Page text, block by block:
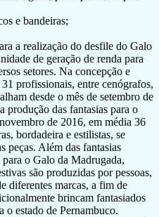
e bandeiras;
a realização do desfile do Galo
de geração de renda para
setores. Na concepção e
profissionais, entre cenógrafos,
desde o mês de setembro de
produção das fantasias para o
de 2016, em média 36
bordadeira e estilistas, se
peças. Além das fantasias
o Galo da Madrugada,
são produzidas por pessoas,
diferentes marcas, a fim de
brincam fantasiados
o estado de Pernambuco.